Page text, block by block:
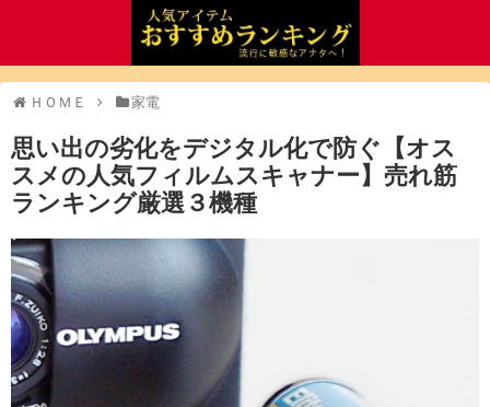
ＨＯＭＥ 家電
思い出の劣化をデジタル化で防ぐ【オス
スメの人気フィルムスキャナー】売れ筋
ランキング厳選３機種